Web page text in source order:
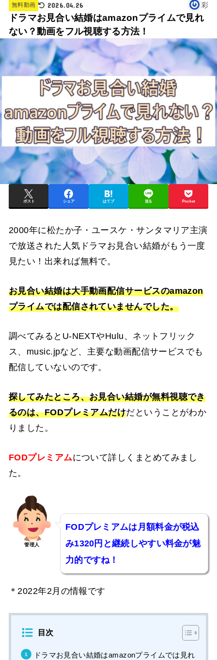
無料動画 2026.04.26 彩
ドラマお見合い結婚はamazonプライムで見れ
ない？動画をフル視聴する方法！
ポスト シェア はてブ 送る Pocket
2000年に松たか子・ユースケ・サンタマリア主演
で放送された人気ドラマお見合い結婚がもう一度
見たい！出来れば無料で。
お見合い結婚は大手動画配信サービスのamazon
プライムでは配信されていませんでした。
調べてみるとU-NEXTやHulu、ネットフリック
ス、music.jpなど、主要な動画配信サービスでも
配信していないのです。
探してみたところ、お見合い結婚が無料視聴でき
るのは、FODプレミアムだけだということがわか
りました。
FODプレミアムについて詳しくまとめてみまし
た。
管理人
FODプレミアムは月額料金が税込
み1320円と継続しやすい料金が魅
力的ですね！
＊2022年2月の情報です
目次
ドラマお見合い結婚はamazonプライムでは見れ